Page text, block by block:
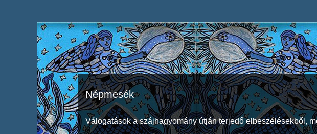
Népmesék
Válogatások a szájhagyomány útján terjedő elbeszélésekből,